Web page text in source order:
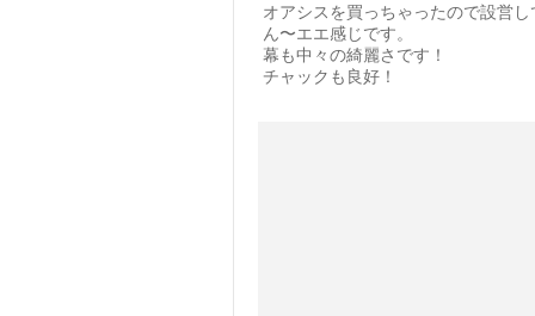
オアシスを買っちゃったので設営し
ん〜エエ感じです。
幕も中々の綺麗さです！
チャックも良好！